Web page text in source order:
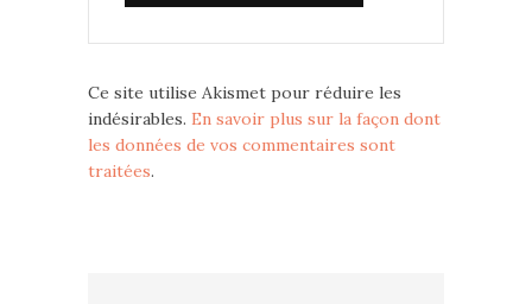
Ce site utilise Akismet pour réduire les
indésirables. En savoir plus sur la façon dont
les données de vos commentaires sont
traitées.